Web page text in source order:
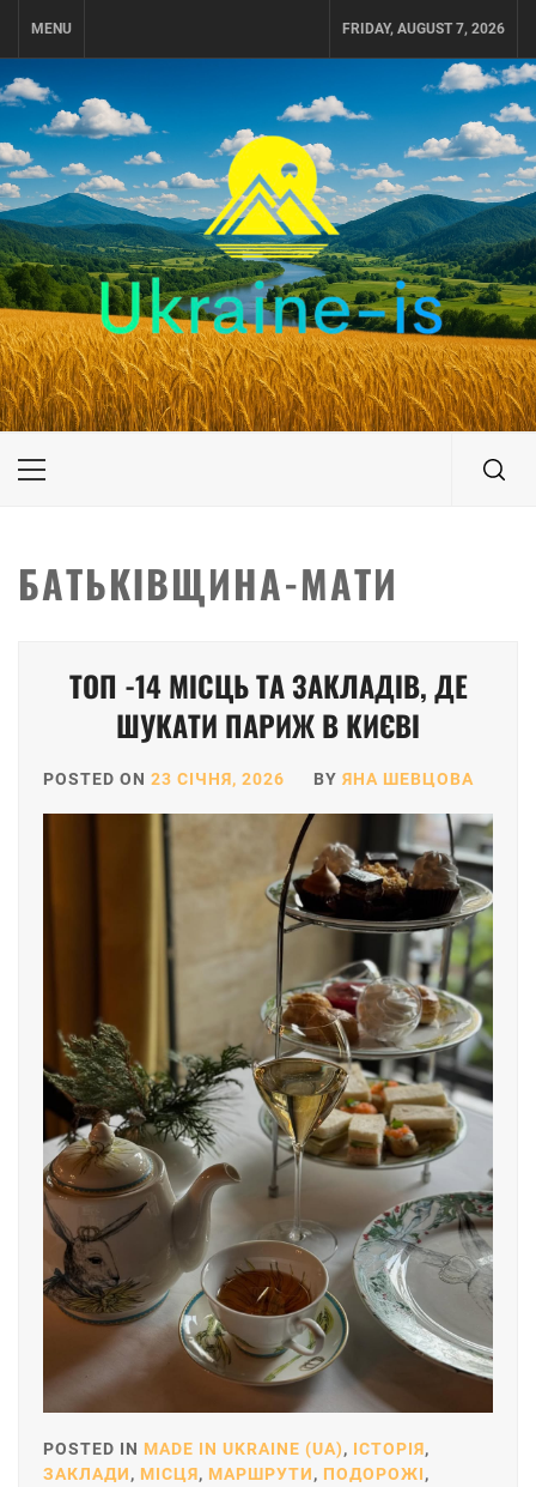
MENU FRIDAY, AUGUST 7, 2026
UKRAINE-IS
ПОДОРОЖI ПО УКРАЇНІ
Primary
БАТЬКІВЩИНА-МАТИ
ТОП -14 МІСЦЬ ТА ЗАКЛАДІВ, ДЕ
ШУКАТИ ПАРИЖ В КИЄВІ
POSTED ON 23 СІЧНЯ, 2026 BY ЯНА ШЕВЦОВА
POSTED IN MADE IN UKRAINE (UA), ІСТОРІЯ,
ЗАКЛАДИ, МІСЦЯ, МАРШРУТИ, ПОДОРОЖІ,